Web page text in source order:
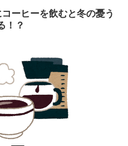
コーヒーを飲むと冬の憂う
！？